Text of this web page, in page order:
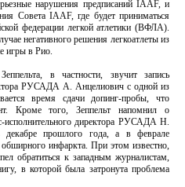
нарушения предписаний IAAF, и
Совета IAAF, где будет приниматься
федерации легкой атлетики (ВФЛА).
негативного решения легкоатлеты из
игры в Рио.
в частности, звучит запись
РУСАДА А. Анцелиович с одной из
время сдачи допинг-пробы, что
Кроме того, Зеппельт напомнил о
исполнительного директора РУСАДА Н.
прошлого года, а в феврале
инфаркта. При этом известно,
обратиться к западным журналистам,
в которой была затронута проблема